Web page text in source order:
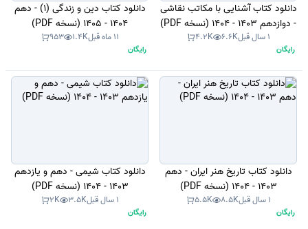
دانلود کتاب آشنایی با مکاتب نقاشی
- دوازدهم 1403 - 1404 (نسخه PDF)
1 سال قبل 6.6K
4.2K
رایگان
دانلود کتاب دین و زندگی (1) - دهم
1404 - 1405 (نسخه PDF)
11 ماه قبل 1.4K
953
رایگان
دانلود کتاب تاریخ هنر ایران - دهم
1403 - 1404 (نسخه PDF)
1 سال قبل 8.5K
5.5K
رایگان
دانلود کتاب شیمی - دهم و یازدهم
1403 - 1404 (نسخه PDF)
1 سال قبل 3.5K
2K
رایگان